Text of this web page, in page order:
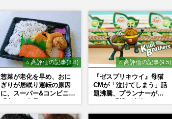
⭐ 高評価の記事(8.8)
惣菜が老化を早め、おに
ぎりが居眠り運転の原因
に、スーパー&コンビニの
⭐ 高評価の記事(9.5)
『ゼスプリキウイ』母猫
CMが「泣けてしまう」話
題沸騰、プランナーが明